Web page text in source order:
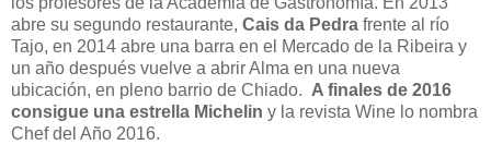
abre su segundo restaurante, Cais da Pedra frente al río
Tajo, en 2014 abre una barra en el Mercado de la Ribeira y
un año después vuelve a abrir Alma en una nueva
ubicación, en pleno barrio de Chiado. A finales de 2016
consigue una estrella Michelin y la revista Wine lo nombra
Chef del Año 2016.